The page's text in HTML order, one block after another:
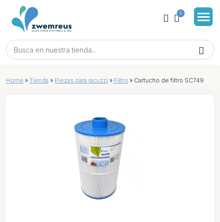
0
Home » Tienda » Piezas para jacuzzi » Filtro » Cartucho de filtro SC749